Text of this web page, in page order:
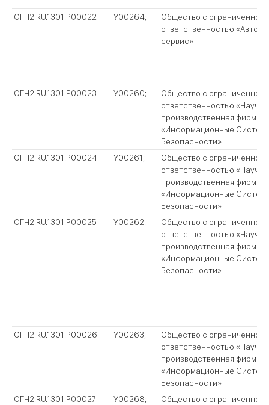
ОГН2.RU.1301.P00022 У00264;
Общество с ограниченной
ответственностью
сервис»
ОГН2.RU.1301.P00023 У00260;
Общество с ограниченной
ответственностью «Научно
производственная фирма
«Информационные
Безопасности»
ОГН2.RU.1301.P00024
У00261;
Общество с ограниченной
ответственностью «Научно
производственная фирма
«Информационные
Безопасности»
ОГН2.RU.1301.P00025
У00262;
Общество с ограниченной
ответственностью «Научно
производственная фирма
«Информационные
Безопасности»
ОГН2.RU.1301.P00026 У00263;
Общество с ограниченной
ответственностью «Научно
производственная фирма
«Информационные
Безопасности»
ОГН2.RU.1301.P00027
У00268;
Общество с ограниченной